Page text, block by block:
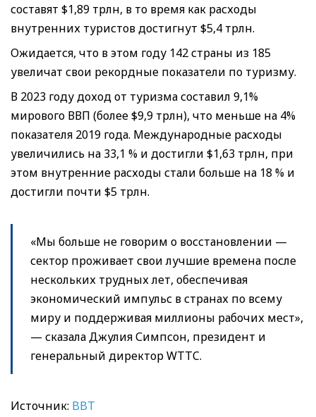
составят $1,89 трлн, в то время как расходы
внутренних туристов достигнут $5,4 трлн.
Ожидается, что в этом году 142 страны из 185
увеличат свои рекордные показатели по туризму.
В 2023 году доход от туризма составил 9,1%
мирового ВВП (более $9,9 трлн), что меньше на 4%
показателя 2019 года. Международные расходы
увеличились на 33,1 % и достигли $1,63 трлн, при
этом внутренние расходы стали больше на 18 % и
достигли почти $5 трлн.
«Мы больше не говорим о восстановлении —
сектор проживает свои лучшие времена после
нескольких трудных лет, обеспечивая
экономический импульс в странах по всему
миру и поддерживая миллионы рабочих мест»,
— сказала Джулия Симпсон, президент и
генеральный директор WTTC.
Источник: BBT